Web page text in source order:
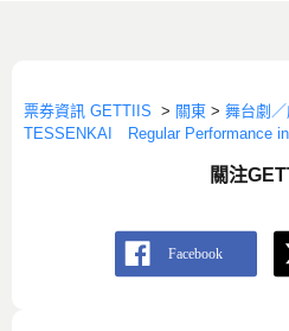
票券資訊 GETTIIS > 關東 > 舞台劇
TESSENKAI Regular Performance
關注